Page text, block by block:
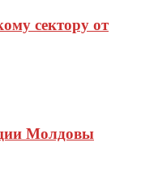
сектору от
Молдовы